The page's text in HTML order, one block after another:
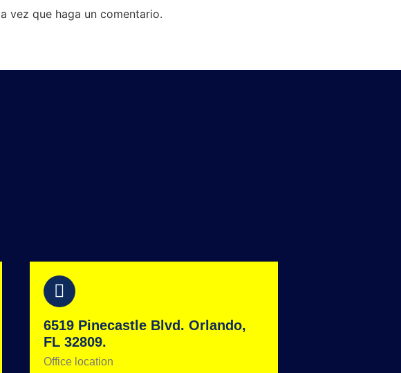
vez que haga un comentario.
6519 Pinecastle Blvd. Orlando,
FL 32809.
Office location